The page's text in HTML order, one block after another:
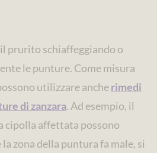
prurito schiaffeggiando o
le punture. Come misura
utilizzare ancherimedi
di zanzara. Ad esempio, il
cipolla affettata possono
zona della puntura fa male, si